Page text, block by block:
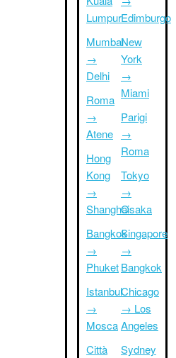
Lumpur
Mumbai
→
Delhi
Roma
→
Atene
Hong
Kong
→
Shanghai
Bangkok
→
Phuket
Istanbul
→
Mosca
Città
Edimburgo
New
York
→
Miami
Parigi
→
Roma
Tokyo
→
Osaka
Singapore
→
Bangkok
Chicago
→ Los
Angeles
Sydney